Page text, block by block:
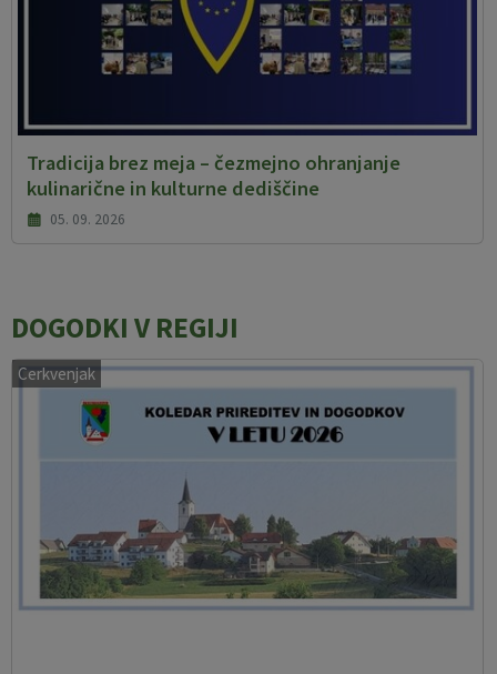
Tradicija brez meja – čezmejno ohranjanje
kulinarične in kulturne dediščine
05. 09. 2026
DOGODKI V REGIJI
Cerkvenjak